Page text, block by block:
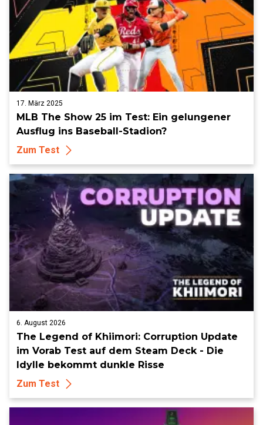
17. März 2025
MLB The Show 25 im Test: Ein gelungener
Ausflug ins Baseball-Stadion?
Zum Test
6. August 2026
The Legend of Khiimori: Corruption Update
im Vorab Test auf dem Steam Deck - Die
Idylle bekommt dunkle Risse
Zum Test